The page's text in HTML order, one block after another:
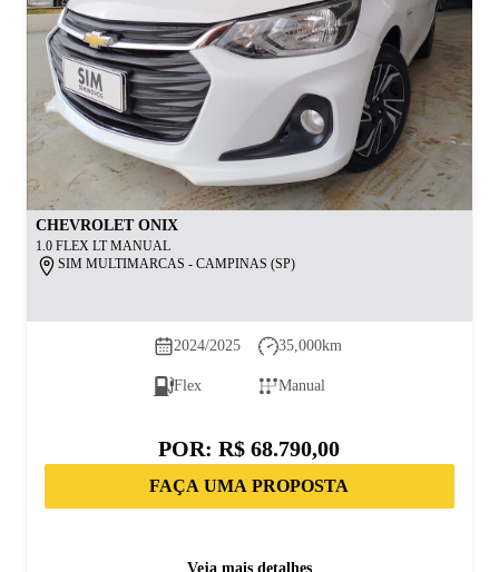
CHEVROLET ONIX
1.0 FLEX LT MANUAL
SIM MULTIMARCAS - CAMPINAS (SP)
2024/2025 35,000km
Flex Manual
POR:R$ 68.790,00
FAÇA UMA PROPOSTA
Veja mais detalhes